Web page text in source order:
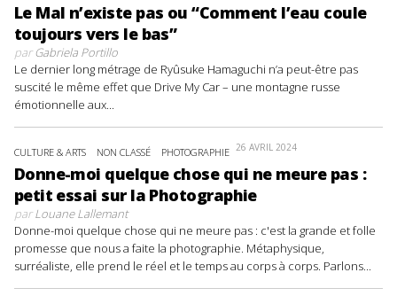
Le Mal n’existe pas ou “Comment l’eau coule
toujours vers le bas”
parGabriela Portillo
Le dernier long métrage de Ryûsuke Hamaguchi n’a peut-être pas
suscité le même effet que Drive My Car – une montagne russe
émotionnelle aux...
CULTURE & ARTS NON CLASSÉ PHOTOGRAPHIE 26 AVRIL 2024
Donne-moi quelque chose qui ne meure pas :
petit essai sur la Photographie
parLouane Lallemant
Donne-moi quelque chose qui ne meure pas : c'est la grande et folle
promesse que nous a faite la photographie. Métaphysique,
surréaliste, elle prend le réel et le temps au corps à corps. Parlons...